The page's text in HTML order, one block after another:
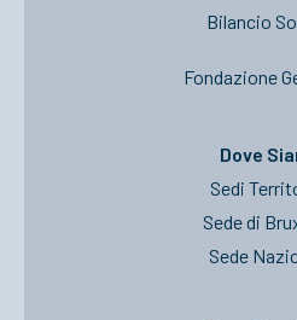
Bilancio
Fondazione
Dove
Sedi
Sede di
Sede